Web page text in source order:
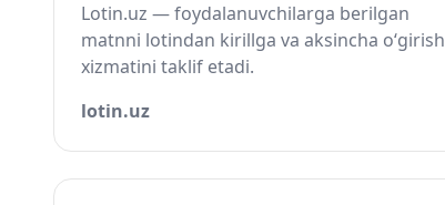
Lotin.uz — foydalanuvchilarga berilgan
matnni lotindan kirillga va aksincha o‘girish
xizmatini taklif etadi.
lotin.uz